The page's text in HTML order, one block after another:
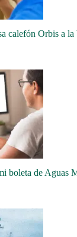
calefón Orbis a la
boleta de Aguas